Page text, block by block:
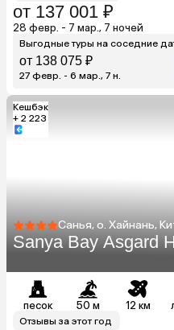
от 137 001 ₽
28 февр. - 7 мар., 7 ночей
Выгодные туры на соседние
от 138 075 ₽
27 февр. - 6 мар., 7 н.
Кешбэк
+ 2 223
Санья, о. Хайнань,
Sanya Bay Asgard
песок 50 м 12 км
Отзывы за этот год